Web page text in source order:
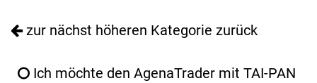
zur nächst höheren Kategorie zurück
Ich möchte den AgenaTrader mit TAI-PAN